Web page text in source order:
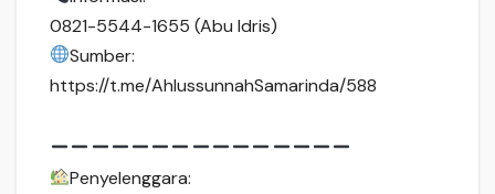
0821-5544-1655 (Abu Idris)
Sumber:
https://t.me/AhlussunnahSamarinda/588
Penyelenggara: